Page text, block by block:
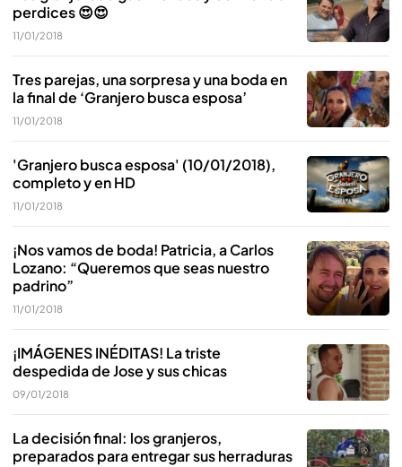
perdices 😍😍
11/01/2018
Tres parejas, una sorpresa y una boda en
la final de ‘Granjero busca esposa’
11/01/2018
'Granjero busca esposa' (10/01/2018),
completo y en HD
11/01/2018
¡Nos vamos de boda! Patricia, a Carlos
Lozano: “Queremos que seas nuestro
padrino”
11/01/2018
¡IMÁGENES INÉDITAS! La triste
despedida de Jose y sus chicas
09/01/2018
La decisión final: los granjeros,
preparados para entregar sus herraduras